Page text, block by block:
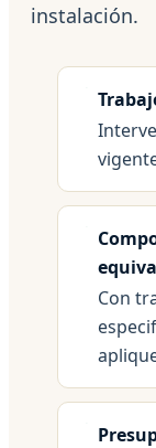
instalación.
Con